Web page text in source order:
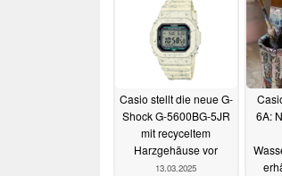
Casio stellt die neue G-
Shock G-5600BG-5JR
mit recyceltem
Harzgehäuse vor
13.03.2025
6A: